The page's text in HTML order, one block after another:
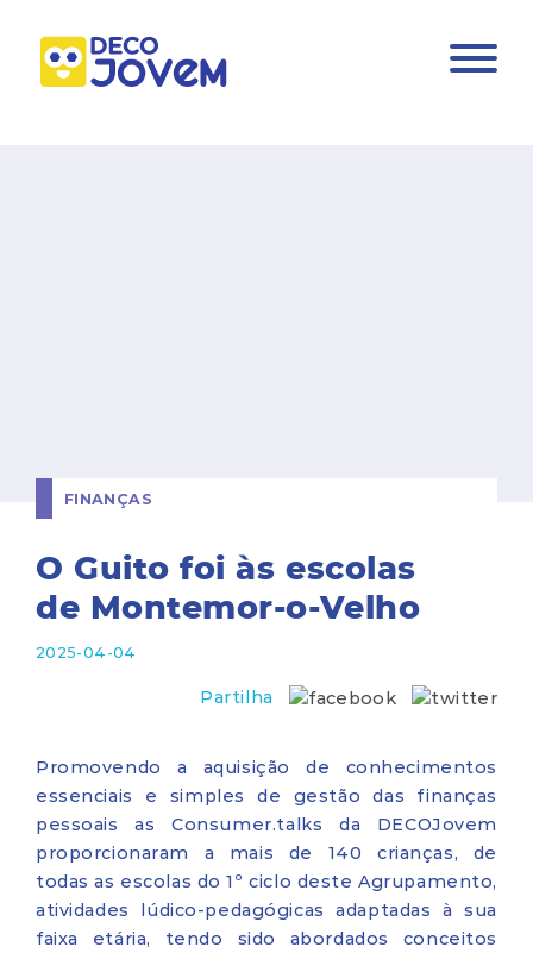
O Guito foi às escolas
de Montemor-o-Velho
2025-04-04
Partilha
Promovendo a aquisição de conhecimentos
essenciais e simples de gestão das finanças
pessoais as Consumer.talks da DECOJovem
proporcionaram a mais de 140 crianças, de
todas as escolas do 1º ciclo deste Agrupamento,
atividades lúdico-pedagógicas adaptadas à sua
faixa etária, tendo sido abordados conceitos
FINANÇAS